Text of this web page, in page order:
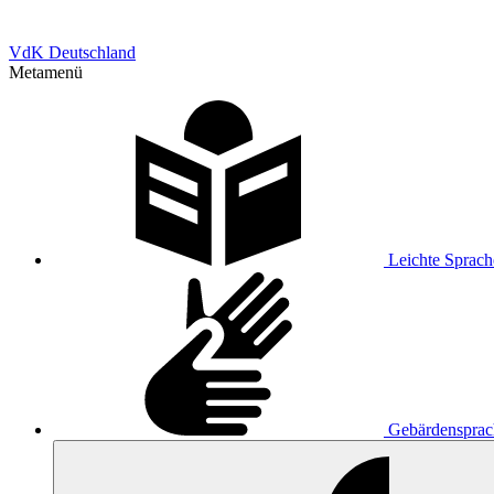
VdK Deutschland
Metamenü
Leichte